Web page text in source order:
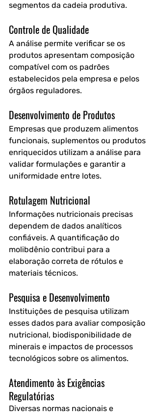
segmentos da cadeia produtiva.
Controle de Qualidade
A análise permite verificar se os
produtos apresentam composição
compatível com os padrões
estabelecidos pela empresa e pelos
órgãos reguladores.
Desenvolvimento de Produtos
Empresas que produzem alimentos
funcionais, suplementos ou produtos
enriquecidos utilizam a análise para
validar formulações e garantir a
uniformidade entre lotes.
Rotulagem Nutricional
Informações nutricionais precisas
dependem de dados analíticos
confiáveis. A quantificação do
molibdênio contribui para a
elaboração correta de rótulos e
materiais técnicos.
Pesquisa e Desenvolvimento
Instituições de pesquisa utilizam
esses dados para avaliar composição
nutricional, biodisponibilidade de
minerais e impactos de processos
tecnológicos sobre os alimentos.
Atendimento às Exigências
Regulatórias
Diversas normas nacionais e